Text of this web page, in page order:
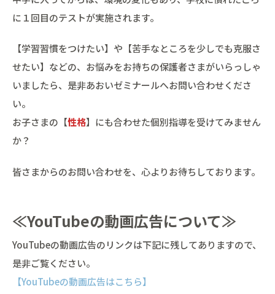
に１回目のテストが実施されます。
【学習習慣をつけたい】や【苦手なところを少しでも克服さ
せたい】などの、お悩みをお持ちの保護者さまがいらっしゃ
いましたら、是非あおいゼミナールへお問い合わせくださ
い。
お子さまの【性格】にも合わせた個別指導を受けてみません
か？
皆さまからのお問い合わせを、心よりお待ちしております。
≪YouTubeの動画広告について≫
YouTubeの動画広告のリンクは下記に残してありますので、
是非ご覧ください。
【YouTubeの動画広告はこちら】